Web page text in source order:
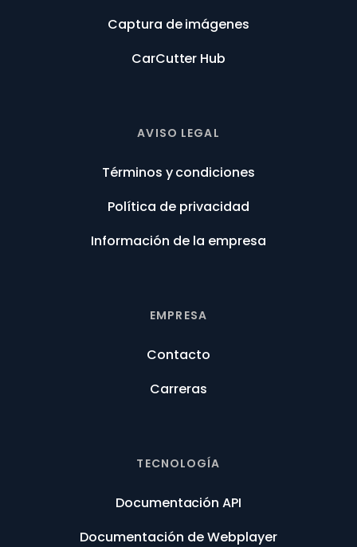
Captura de imágenes
CarCutter Hub
AVISO LEGAL
Términos y condiciones
Política de privacidad
Información de la empresa
EMPRESA
Contacto
Carreras
TECNOLOGÍA
Documentación API
Documentación de Webplayer